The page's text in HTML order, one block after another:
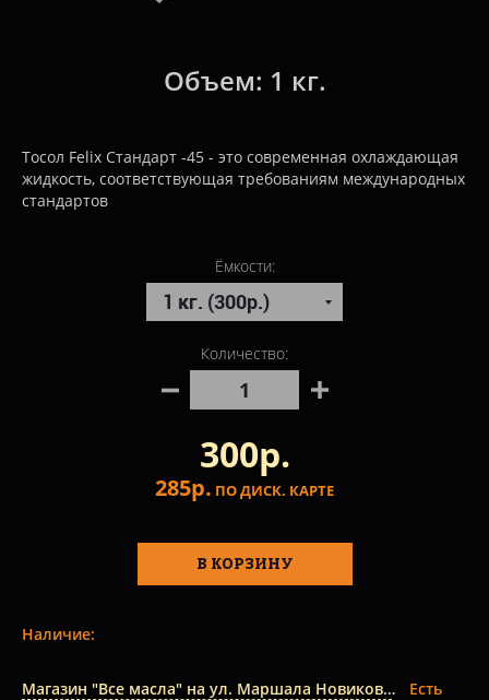
Объем: 1 кг.
Тосол Felix Стандарт -45 - это современная охлаждающая
жидкость, соответствующая требованиям международных
стандартов
Ёмкости:
Количество:
300р.
285р. ПО ДИСК. КАРТЕ
В КОРЗИНУ
Наличие:
Магазин "Все масла" на ул. Маршала Новикова
Есть